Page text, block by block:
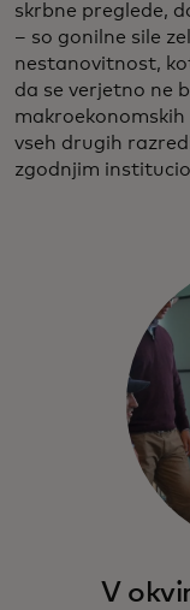
skrbne preglede,
– so gonilne sile
nestanovitnost,
da se verjetno ne
vseh drugih
zgodnjim
V